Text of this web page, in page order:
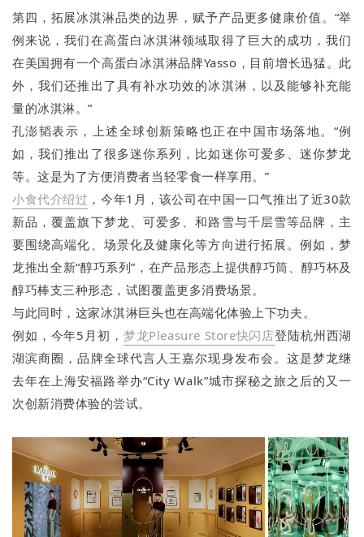
第四，拓展冰淇淋品类的边界，赋予产品更多健康价值。“举
例来说，我们在高蛋白冰淇淋领域取得了巨大的成功，我们
在美国拥有一个高蛋白冰淇淋品牌Yasso，目前增长迅猛。此
外，我们还推出了具有补水功效的冰淇淋，以及能够补充能
量的冰淇淋。”
孔澎韬表示，上述全球创新策略也正在中国市场落地。“例
如，我们推出了很多迷你系列，比如迷你可爱多、迷你梦龙
等。这是为了方便消费者当轻零食一样享用。”
小食代介绍过 ，今年1月，该公司在中国一口气推出了近30款
新品，覆盖旗下梦龙、可爱多、和路雪与千层雪等品牌，主
要围绕高端化、场景化及健康化等方向进行拓展。例如，梦
龙推出全新“醇巧系列”，在产品形态上提供醇巧筒、醇巧杯及
醇巧棒支三种形态，试图覆盖更多消费场景。
与此同时，这家冰淇淋巨头也在高端化体验上下功夫。
例如，今年5月初， 梦龙Pleasure Store快闪店登陆杭州西湖
湖滨商圈，品牌全球代言人王嘉尔现身发布会。这是梦龙继
去年在上海安福路举办“City Walk”城市探秘之旅之后的又一
次创新消费体验的尝试。